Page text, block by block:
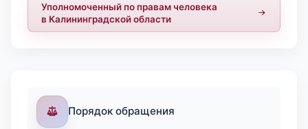
Уполномоченный по правам человека
в Калининградской области
Порядок обращения